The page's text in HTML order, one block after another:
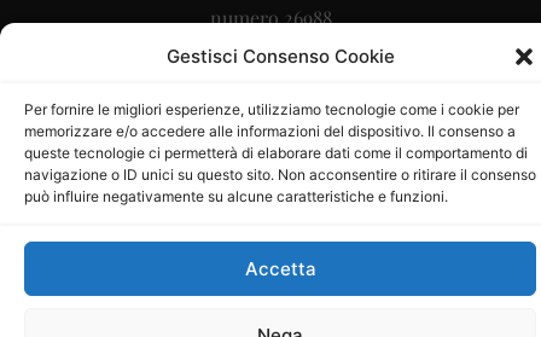
Gestisci Consenso Cookie
Per fornire le migliori esperienze, utilizziamo tecnologie come i cookie per
memorizzare e/o accedere alle informazioni del dispositivo. Il consenso a
queste tecnologie ci permetterà di elaborare dati come il comportamento di
navigazione o ID unici su questo sito. Non acconsentire o ritirare il consenso
può influire negativamente su alcune caratteristiche e funzioni.
Accetta
numero 26988
Sito gestito daLa Digitale srl– info@ladigitale.it